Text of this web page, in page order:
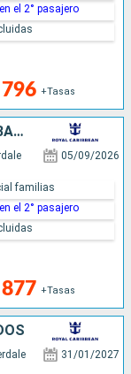
+Tasas
el 2° pasajero
ARUBA, REPÚBLICA DOMINICANA, BAHAMAS, ESTADOS UNIDOS
05/09/2026
+Tasas
familias
el 2° pasajero
31/01/2027